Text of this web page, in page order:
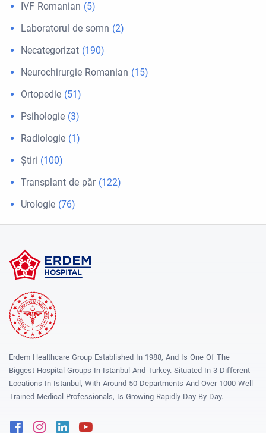
IVF Romanian (5)
Laboratorul de somn (2)
Necategorizat (190)
Neurochirurgie Romanian (15)
Ortopedie (51)
Psihologie (3)
Radiologie (1)
Ştiri (100)
Transplant de păr(122)
Urologie (76)
Erdem Healthcare Group Established In 1988, And Is One Of The
Biggest Hospital Groups In Istanbul And Turkey. Situated In 3 Different
Locations In Istanbul, With Around 50 Departments And Over 1000 Well
Trained Medical Professionals, Is Growing Rapidly Day By Day.
FacebookInstagram
Linkedin